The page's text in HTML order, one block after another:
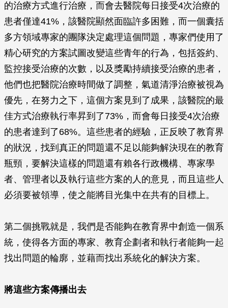
的治療方式進行治療，而會去醫院每日接受4次治療的
患者僅達41%，該醫院顯然面臨許多困難，而一個囊括
多方領域專家的團隊決定處理這個問題，專家們使用了
精心研究的方案試圖改變這些青年的行為，包括簽約、
監控接受治療的次數，以及獎勵持續接受治療的患者，
他們也把醫院治療時間做了調整，氣道清淨治療被視為
優先，在努力之下，這個方案見到了成果，該醫院的最
佳方式治療執行率昇到了73%，而會每日接受4次治療
的患者達到了68%。這些患者的經驗，正反映了教育界
的狀況，找到真正的問題還不足以能夠解決現在的教育
瓶頸，要解決這樣的問題還有賴各行政機構、專家學
者、管理者以及執行這些方案的人的意見，而且這些人
必須要被領導，使之能將目光集中在共有的目標上。
第二個挑戰就是，我們是否能夠在教育界中創造一個系
統，使得各方面的專家、教育企劃者和執行者能夠一起
找出問題的輪廓，並藉而找出系統化的解決方案。
將這些方案傳播出去